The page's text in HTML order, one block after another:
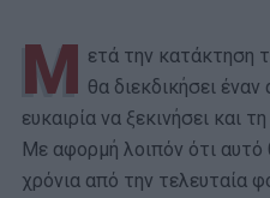
Μ ετά την κατάκτηση
θα διεκδικήσει
ευκαιρία να ξεκινήσει και
Με αφορμή λοιπόν ότι
χρόνια από την τελευταία